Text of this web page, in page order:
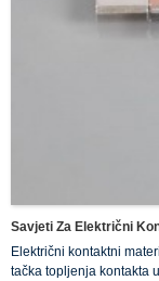
Savjeti Za Električni
Električni kontaktni
tačka topljenja kontakta